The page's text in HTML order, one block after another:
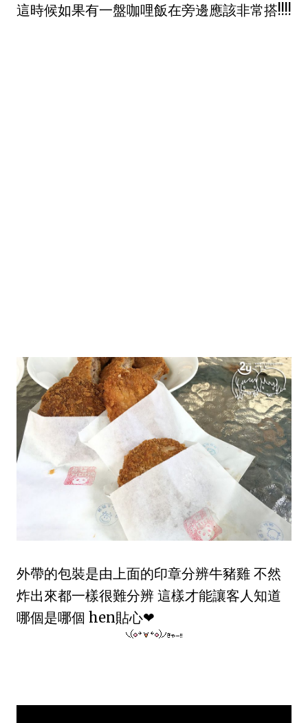
這時候如果有一盤咖哩飯在旁邊應該非常搭!!!!
外帶的包裝是由上面的印章分辨牛豬雞 不然
炸出來都一樣很難分辨 這樣才能讓客人知道
哪個是哪個 hen貼心❤